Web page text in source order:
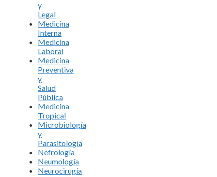
y
Legal
Medicina
Interna
Medicina
Laboral
Medicina
Preventiva
y
Salud
Pública
Medicina
Tropical
Microbiología
y
Parasitología
Nefrología
Neumología
Neurocirugía